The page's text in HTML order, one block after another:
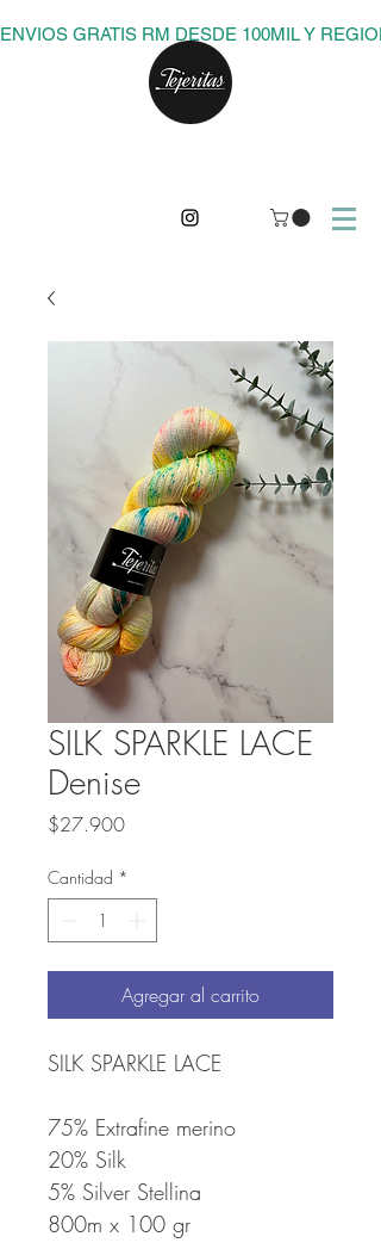
ENVIOS GRATIS RM DESDE 100MIL Y
SILK SPARKLE LACE
Denise
$27.900Precio
Cantidad *
Agregar al carrito
SILK SPARKLE LACE
75% Extrafine merino
20% Silk
5% Silver Stellina
800m x 100 gr